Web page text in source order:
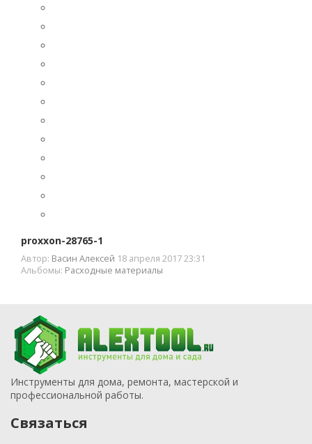
proxxon-28765-1
Автор: Васин Алексей 18 апреля 2017 23:31
Альбомы: Расходные материалы
Инструменты для дома, ремонта, мастерской и
профессиональной работы.
Связаться